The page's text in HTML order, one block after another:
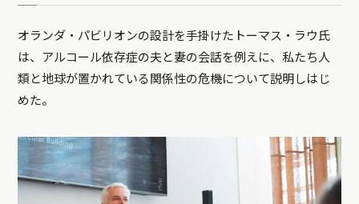
オランダ・パビリオンの設計を手掛けたトーマス・ラウ氏
は、アルコール依存症の夫と妻の会話を例えに、私たち人
類と地球が置かれている関係性の危機について説明しはじ
めた。